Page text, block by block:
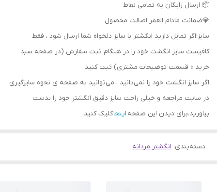
📦 ارسال رایگان به تمامی نقاط
💎ضمانت مادام العمر اصالت محصول
سایز:اگر تمایل دارید انگشتر با سایز دلخواه شما ارسال شود ، فقط
کافیست سایز انگشت خود را در هنگام ثبت سفارش (در صفحه سبد
خرید » قسمت توضیحات مشتری) ثبت کنید.
اگر سایز انگشت خود را نمی‌دانید ، می‌توانید به صفحه ی نحوه سایزگیری
در سایت مراجعه و خیلی راحت سایز دقیق انگشتر خود را بدست
بیاورید.برای دیدن این صفحه اینجاکلیک کنید.
دسته‌بندی: انگشتر مردانه